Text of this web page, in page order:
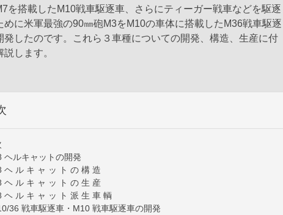
を搭載したM10戦車駆逐車、さらにティーガー戦車などを駆逐
めに米軍最強の90㎜砲M3をM10の車体に搭載したM36戦車駆逐
発したのです。これら３車種についての開発、構造、生産に付
説します。
ヘルキャットの開発
ヘ ル キ ャ ッ ト の 構 造
ヘ ル キ ャ ッ ト の 生 産
ヘ ル キ ャ ッ ト 派 生 車 輌
36 戦車駆逐車・M10 戦車駆逐車の開発